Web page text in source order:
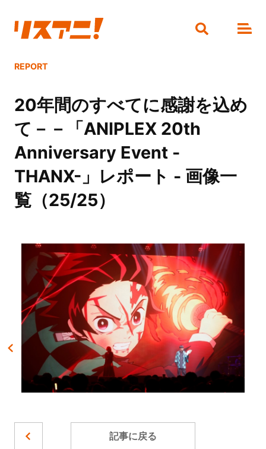
REPORT
20年間のすべてに感謝を込め
て－－「ANIPLEX 20th
Anniversary Event -
THANX-」レポート - 画像一
覧（25/25）
記事に戻る